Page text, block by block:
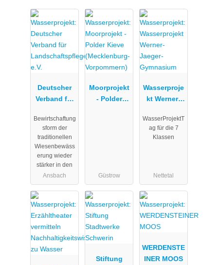
Deutscher
Verband für
pflege e.V.
Bewirtschaftung
sform der
traditionellen
Wiesenbewäss
erung wieder
stärker in den
Ansbach
Moorprojekt
- Polder
Güstrow
Wasserproje
kt Werner-
Gymnasium
WasserProjektT
ag für die 7
Klassen
Nettetal
Stiftung
WERDENSTE
INER MOOS